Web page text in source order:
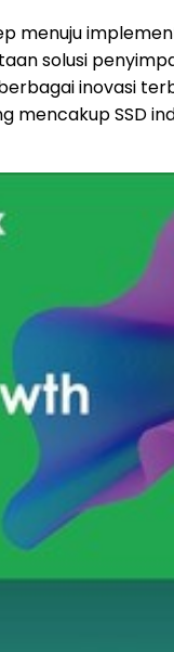
menuju
solusi
inovasi
mencakup SSD